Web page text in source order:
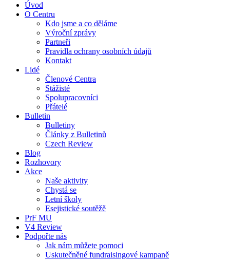
Úvod
O Centru
Kdo jsme a co děláme
Výroční zprávy
Partneři
Pravidla ochrany osobních údajů
Kontakt
Lidé
Členové Centra
Stážisté
Spolupracovníci
Přátelé
Bulletin
Bulletiny
Články z Bulletinů
Czech Review
Blog
Rozhovory
Akce
Naše aktivity
Chystá se
Letní školy
Esejistické soutěžě
PrF MU
V4 Review
Podpořte nás
Jak nám můžete pomoci
Uskutečněné fundraisingové kampaně